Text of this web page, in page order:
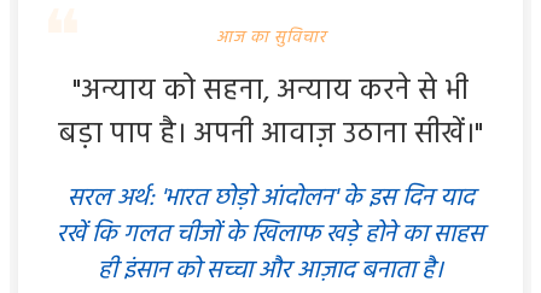
आज का सुविचार
"अन्याय को सहना, अन्याय करने से भी
बड़ा पाप है। अपनी आवाज़ उठाना सीखें।"
सरल अर्थ: 'भारत छोड़ो आंदोलन' के इस दिन याद
रखें कि गलत चीजों के खिलाफ खड़े होने का साहस
ही इंसान को सच्चा और आज़ाद बनाता है।